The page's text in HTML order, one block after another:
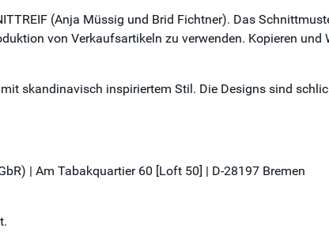
(Anja Müssig und Brid Fichtner). Das
von Verkaufsartikeln zu verwenden. Kopieren
skandinavisch inspiriertem Stil. Die Designs sind
| Am Tabakquartier 60 [Loft 50] | D-28197 Bremen